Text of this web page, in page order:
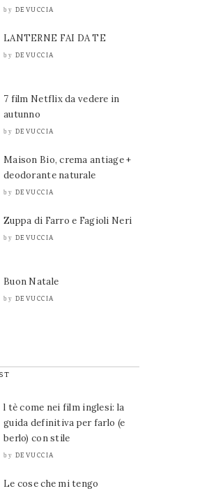
by DEVUCCIA
LANTERNE FAI DA TE
by DEVUCCIA
7 film Netflix da vedere in
autunno
by DEVUCCIA
Maison Bio, crema antiage +
deodorante naturale
by DEVUCCIA
Zuppa di Farro e Fagioli Neri
by DEVUCCIA
Buon Natale
by DEVUCCIA
l tè come nei film inglesi: la
guida definitiva per farlo (e
berlo) con stile
by DEVUCCIA
Le cose che mi tengo